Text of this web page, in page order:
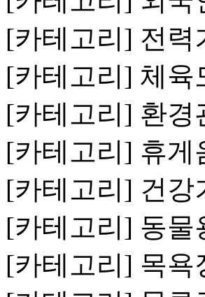
[카테고리] 전력
[카테고리] 체육
[카테고리] 환경
[카테고리] 휴게
[카테고리] 건강
[카테고리] 동물
[카테고리] 목욕